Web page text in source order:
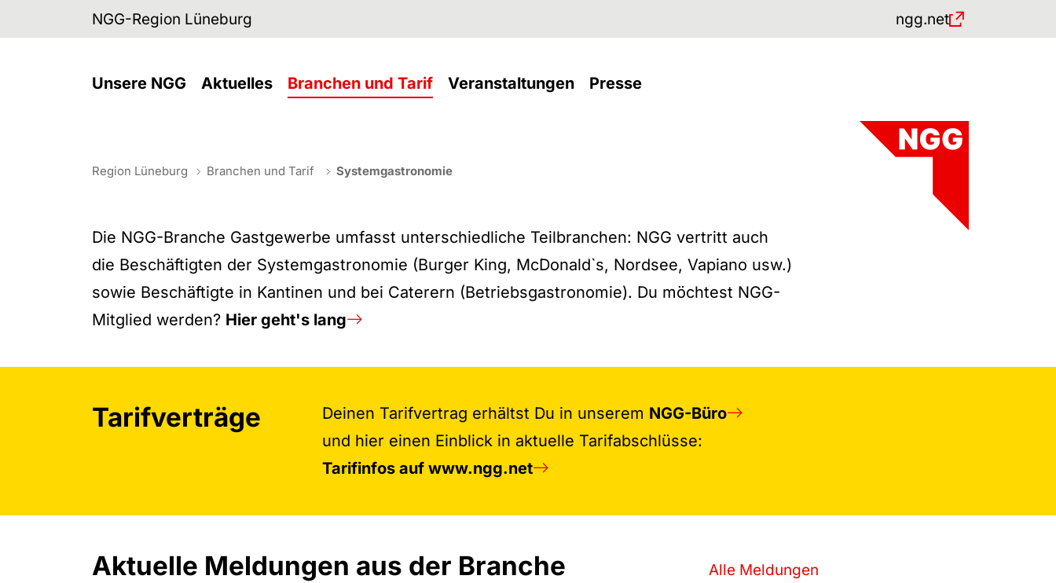
Skip to main navigation
Skip to main content
Skip to page footerNGG-Region Lüneburg ngg.net
Unsere NGG (current)
Aktuelles Branchen und Tarif(current)
Veranstaltungen Presse(current)
Systemgastronomie
You are here:
Region Lüneburg Branchen und Tarif Systemgastronomie
Die NGG-Branche Gastgewerbe umfasst unterschiedliche Teilbranchen: NGG vertritt auch
die Beschäftigten der Systemgastronomie (Burger King, McDonald`s, Nordsee, Vapiano usw.)
sowie Beschäftigte in Kantinen und bei Caterern (Betriebsgastronomie). Du möchtest NGG-
Mitglied werden? Hier geht's lang
Tarifverträge Deinen Tarifvertrag erhältst Du in unserem NGG-Büro
und hier einen Einblick in aktuelle Tarifabschlüsse:
Tarifinfos auf www.ngg.net
Aktuelle Meldungen aus der Branche Alle Meldungen